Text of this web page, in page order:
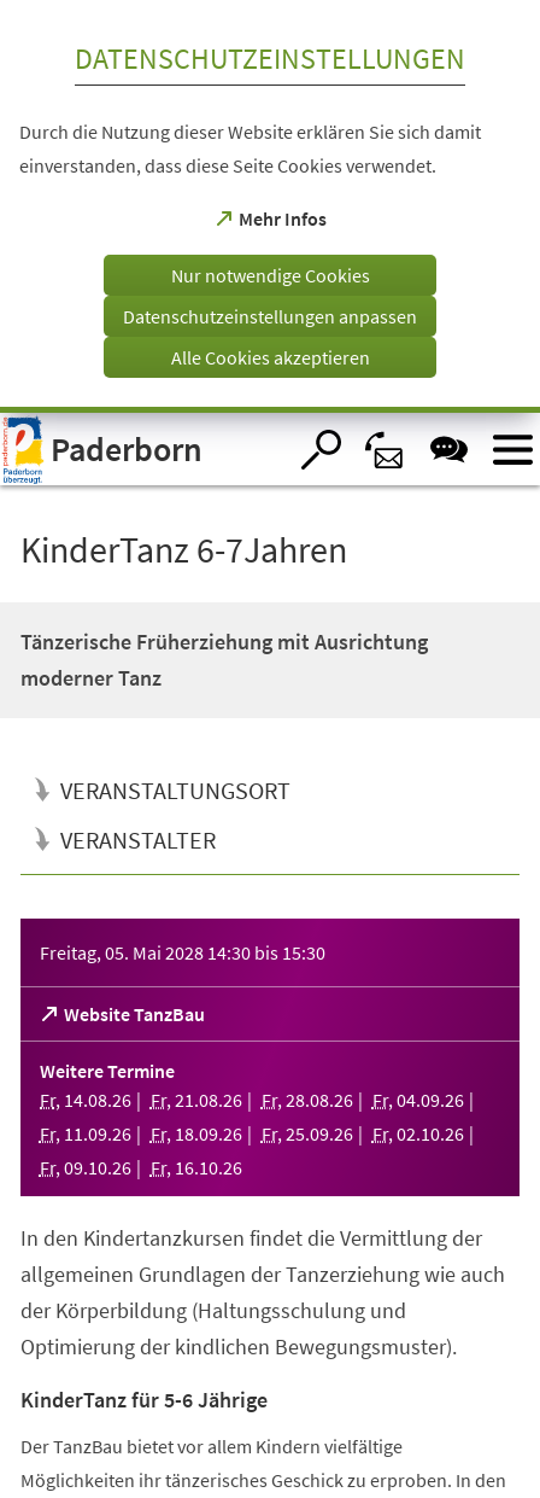
Visuelle
Assistenzsoftware
öffnen.
DATENSCHUTZEINSTELLUNGEN
Durch die Nutzung dieser Website erklären Sie sich damit
einverstanden, dass diese Seite Cookies verwendet.
Mehr Infos
(Öffnet
einem
Tab)
Nur notwendige Cookies
Datenschutzeinstellungen anpassen
Alle Cookies akzeptieren
Paderborn
KinderTanz 6-7Jahren
Tänzerische Früherziehung mit Ausrichtung
moderner Tanz
VERANSTALTUNGSORT
VERANSTALTER
Freitag, 05. Mai 2028 14:30 bis 15:30
Website TanzBau
(Öffnet
in
einem
neuen
Tab)
Weitere Termine
Fr, 14.08.26 Fr, 21 .08.26 Fr, 28.08.26 Fr, 04.09.26
Fr, 11 .09.26 Fr, 18.09.26 Fr, 25.09.26 Fr, 02.10.26
Fr, 09.10.26 Fr, 16.10.26
In den Kindertanzkursen findet die Vermittlung der
allgemeinen Grundlagen der Tanzerziehung wie auch
der Körperbildung (Haltungsschulung und
Optimierung der kindlichen Bewegungsmuster).
KinderTanz für 5-6 Jährige
Der TanzBau bietet vor allem Kindern vielfältige
Möglichkeiten ihr tänzerisches Geschick zu erproben. In den